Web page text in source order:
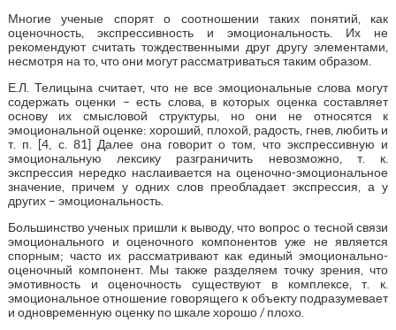
Многие ученые спорят о соотношении таких понятий, как
оценочность, экспрессивность и эмоциональность. Их не
рекомендуют считать тождественными друг другу элементами,
несмотря на то, что они могут рассматриваться таким образом.
Е.Л. Телицына считает, что не все эмоциональные слова могут
содержать оценки – есть слова, в которых оценка составляет
основу их смысловой структуры, но они не относятся к
эмоциональной оценке: хороший, плохой, радость, гнев, любить и
т. п. [4, с. 81] Далее она говорит о том, что экспрессивную и
эмоциональную лексику разграничить невозможно, т. к.
экспрессия нередко наслаивается на оценочно-эмоциональное
значение, причем у одних слов преобладает экспрессия, а у
других – эмоциональность.
Большинство ученых пришли к выводу, что вопрос о тесной связи
эмоционального и оценочного компонентов уже не является
спорным; часто их рассматривают как единый эмоционально-
оценочный компонент. Мы также разделяем точку зрения, что
эмотивность и оценочность существуют в комплексе, т. к.
эмоциональное отношение говорящего к объекту подразумевает
и одновременную оценку по шкале хорошо / плохо.